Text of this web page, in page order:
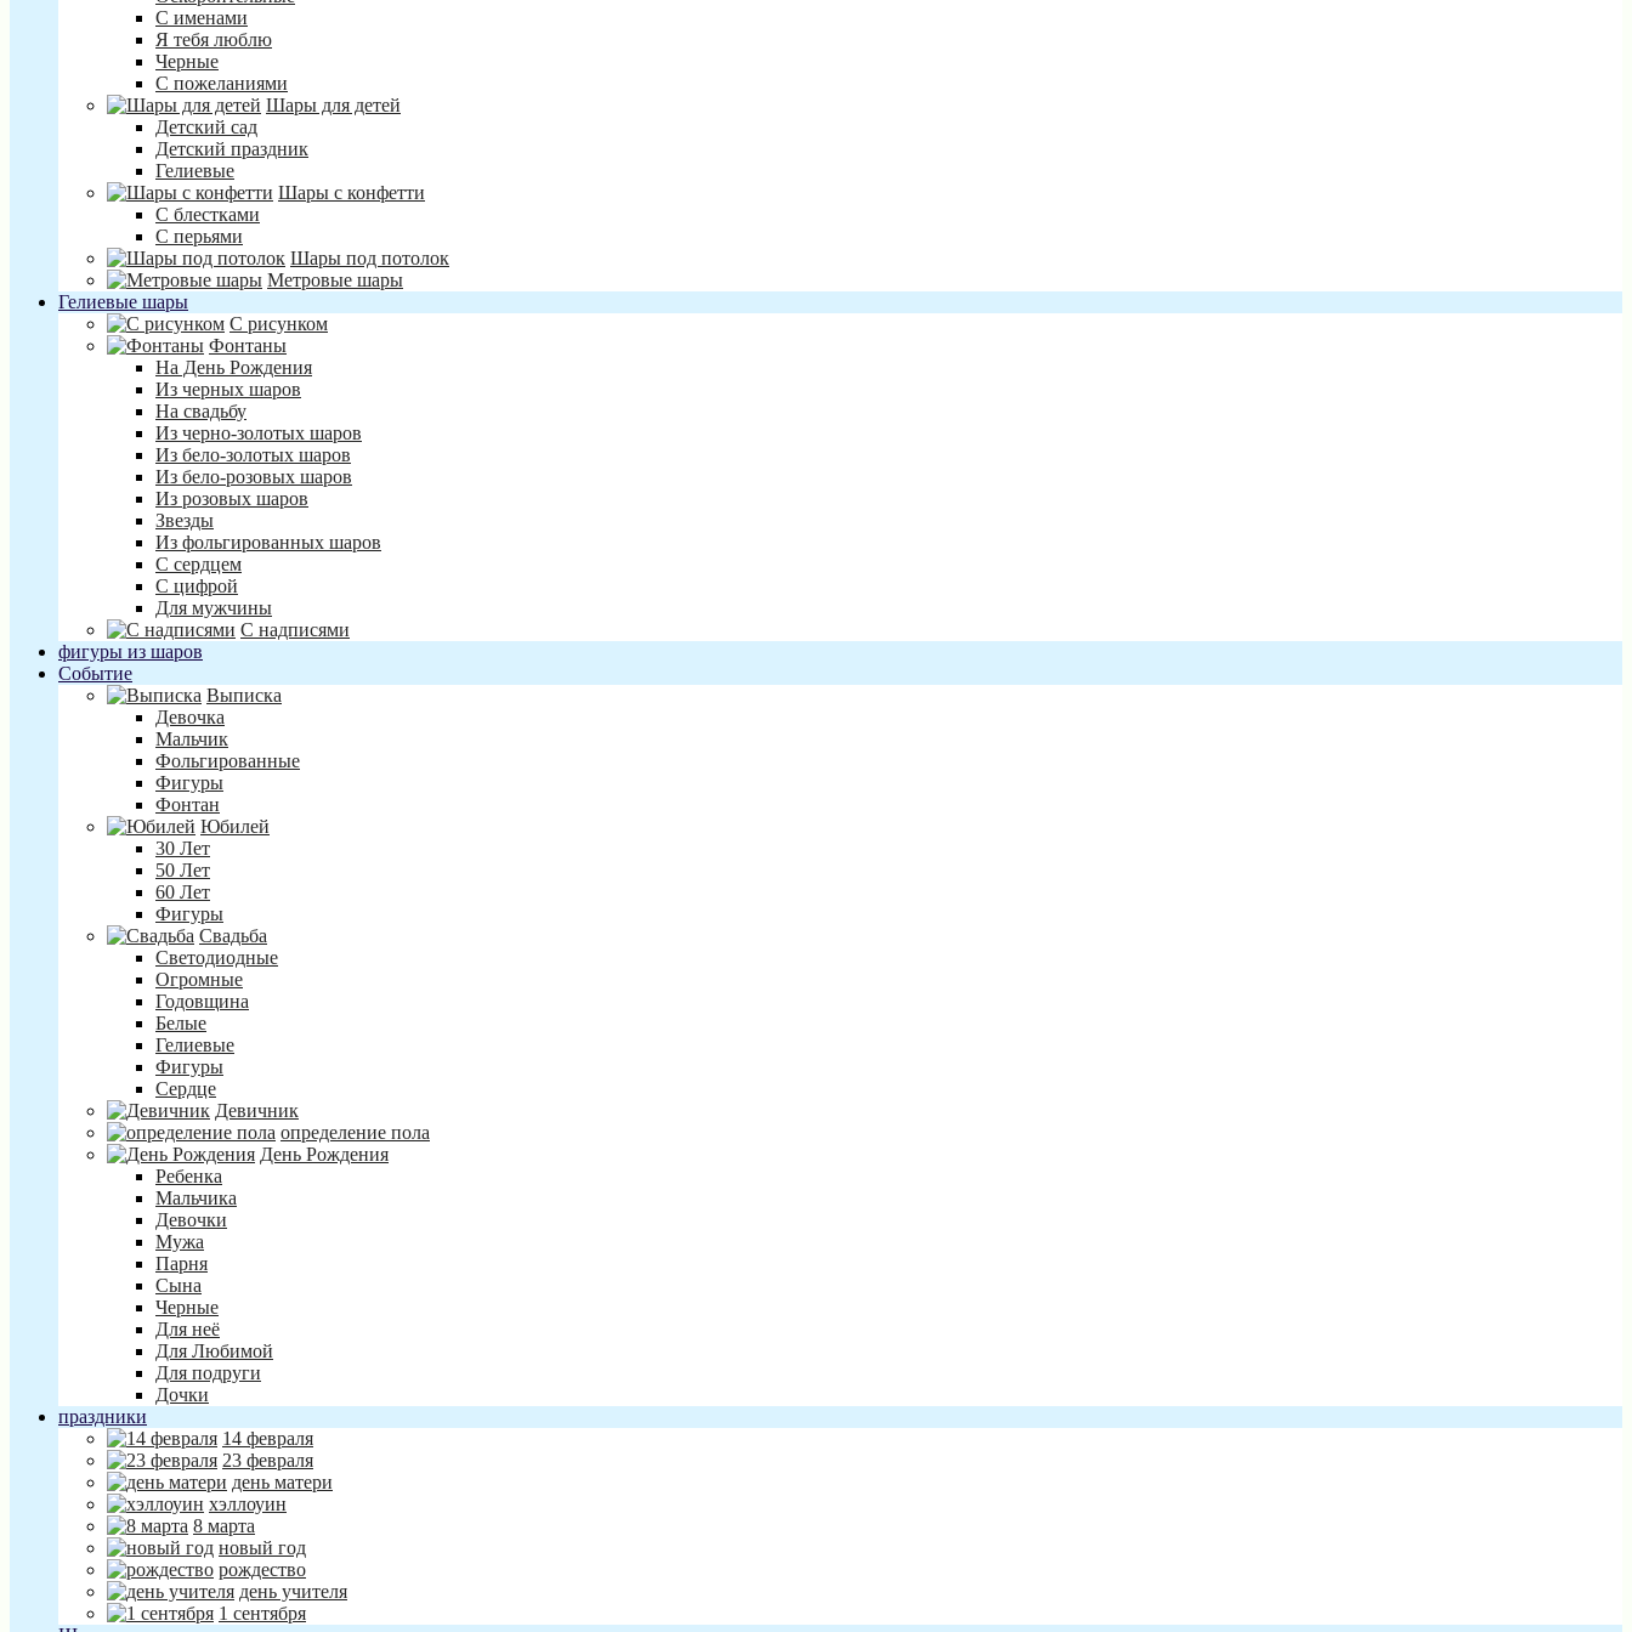
С именами
Я тебя люблю
Черные
С пожеланиями
Шары для детей
Детский сад
Детский праздник
Гелиевые
Шары с конфетти
С блестками
С перьями
Шары под потолок
Метровые шары
Гелиевые шары
С рисунком
Фонтаны
На День Рождения
Из черных шаров
На свадьбу
Из черно-золотых шаров
Из бело-золотых шаров
Из бело-розовых шаров
Из розовых шаров
Звезды
Из фольгированных шаров
С сердцем
С цифрой
Для мужчины
С надписями
фигуры из шаров
Событие
Выписка
Девочка
Мальчик
Фольгированные
Фигуры
Фонтан
Юбилей
30 Лет
50 Лет
60 Лет
Фигуры
Свадьба
Светодиодные
Огромные
Годовщина
Белые
Гелиевые
Фигуры
Сердце
Девичник
определение пола
День Рождения
Ребенка
Мальчика
Девочки
Мужа
Парня
Сына
Черные
Для неё
Для Любимой
Для подруги
Дочки
праздники
14 февраля
23 февраля
день матери
хэллоуин
8 марта
новый год
рождество
день учителя
1 сентября